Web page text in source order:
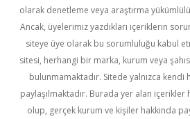
olarak denetleme veya araştırma
Ancak, üyelerimiz yazdıkları içeriklerin
siteye üye olarak bu sorumluluğu kabul
sitesi, herhangi bir marka, kurum veya
bulunmamaktadır. Sitede yalnızca kendi
paylaşılmaktadır. Burada yer alan içerikler
olup, gerçek kurum ve kişiler hakkında